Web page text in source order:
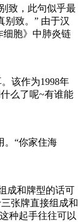
致，此句似乎最
别致。” 由于汉
细胞》中肺炎链
该作为1998年
么了呢~有谁能
。“你家住海
成和牌型的话可
张牌直接组成和
种起手往往可以